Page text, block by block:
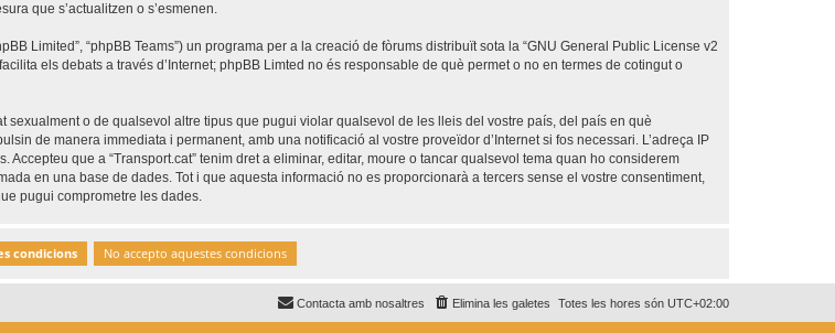
que s’actualitzen o s’esmenen.
Limited”, “phpBB Teams”) un programa per a la creació de fòrums distribuït sota la “GNU General Public License v2
els debats a través d’Internet; phpBB Limted no és responsable de què permet o no en termes de cotingut o
o de qualsevol altre tipus que pugui violar qualsevol de les lleis del vostre país, del país en què
de manera immediata i permanent, amb una notificació al vostre proveïdor d’Internet si fos necessari. L’adreça IP
que a “Transport.cat” tenim dret a eliminar, editar, moure o tancar qualsevol tema quan ho considerem
en una base de dades. Tot i que aquesta informació no es proporcionarà a tercers sense el vostre consentiment,
pugui comprometre les dades.
Totes les hores són UTC+02:00
Elimina les galetes
Contacta amb nosaltres